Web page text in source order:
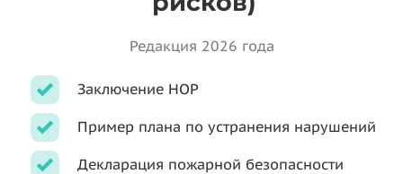
Редакция 2026 года
Заключение НОР
Пример плана по устранения нарушений
Декларация пожарной безопасности